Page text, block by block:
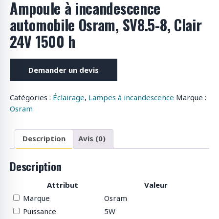
o
u
i
Ampoule à incandescence
automobile Osram, SV8.5-8, Clair
24V 1500 h
Demander un devis
Catégories : Éclairage, Lampes à incandescence Marque :
Osram
Description Avis (0)
Description
Attribut
Valeur
Marque
Osram
Puissance
5W